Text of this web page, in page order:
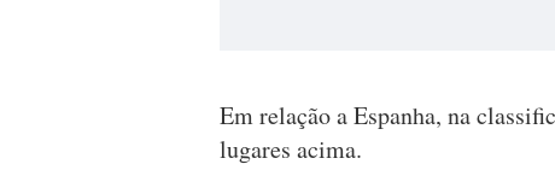
Em relação a Espanha, na
lugares acima.